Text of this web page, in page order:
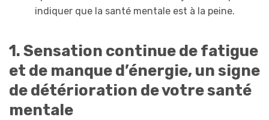
indiquer que la santé mentale est à la peine.
1. Sensation continue de fatigue
et de manque d’énergie, un signe
de détérioration de votre santé
mentale